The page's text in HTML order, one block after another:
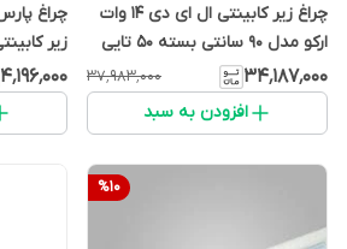
چراغ زیر کابینتی ال ای دی 14 وات
ارکو مدل 90 سانتی بسته 50 تایی
۳۴٬۱۸۷٬۰۰۰ ۳۷٬۹۸۳٬۰۰۰
افزودن به سبد
عددی
۴٬۱۹۶٬۰۰۰
%10